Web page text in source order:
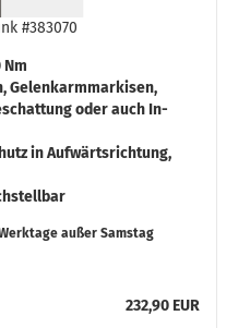
#383070
Nm
,Ge­lenk­arm­mar­ki­sen,
oder auch In­
in Auf­wärts­rich­tung,
außer Samstag
232,90 EUR